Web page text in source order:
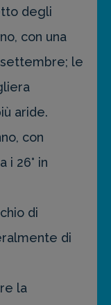
degli
con una
le
aride.
con
i 26° in
di
di
la